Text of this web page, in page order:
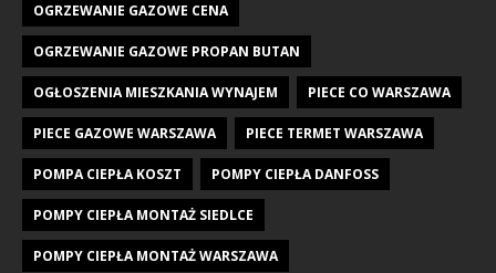
OGRZEWANIE GAZOWE CENA
OGRZEWANIE GAZOWE PROPAN BUTAN
OGŁOSZENIA MIESZKANIA WYNAJEM PIECE CO WARSZAWA
PIECE GAZOWE WARSZAWA PIECE TERMET WARSZAWA
POMPA CIEPŁA KOSZT POMPY CIEPŁA DANFOSS
POMPY CIEPŁA MONTAŻ SIEDLCE
POMPY CIEPŁA MONTAŻ WARSZAWA